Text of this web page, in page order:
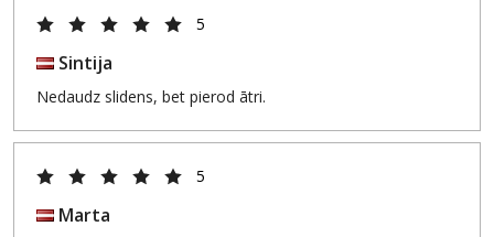
5
Sintija
Nedaudz slidens, bet pierod ātri.
5
Marta